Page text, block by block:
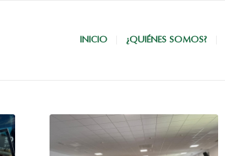
INICIO ¿QUIÉNES SOMOS?